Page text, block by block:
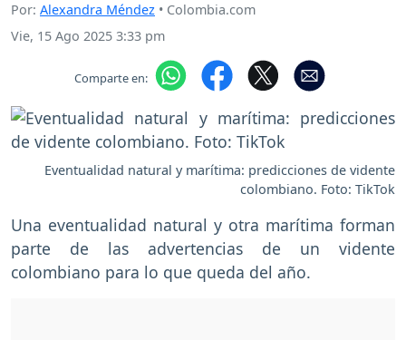
Por: Alexandra Méndez • Colombia.com
Vie, 15 Ago 2025 3:33 pm
Comparte en:
Eventualidad natural y marítima: predicciones de vidente
colombiano. Foto: TikTok
Una eventualidad natural y otra marítima forman
parte de las advertencias de un vidente
colombiano para lo que queda del año.